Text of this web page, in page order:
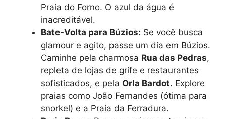
Praia do Forno. O azul da água é
inacreditável.
Bate-Volta para Búzios: Se você busca
glamour e agito, passe um dia em Búzios.
Caminhe pela charmosa Rua das Pedras,
repleta de lojas de grife e restaurantes
sofisticados, e pela Orla Bardot. Explore
praias como João Fernandes (ótima para
snorkel) e a Praia da Ferradura.